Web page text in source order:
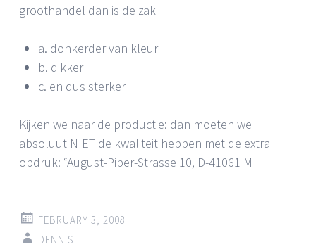
groothandel dan is de zak
a. donkerder van kleur
b. dikker
c. en dus sterker
Kijken we naar de productie: dan moeten we
absoluut NIET de kwaliteit hebben met de extra
opdruk: “August-Piper-Strasse 10, D-41061 M
FEBRUARY 3, 2008
DENNIS